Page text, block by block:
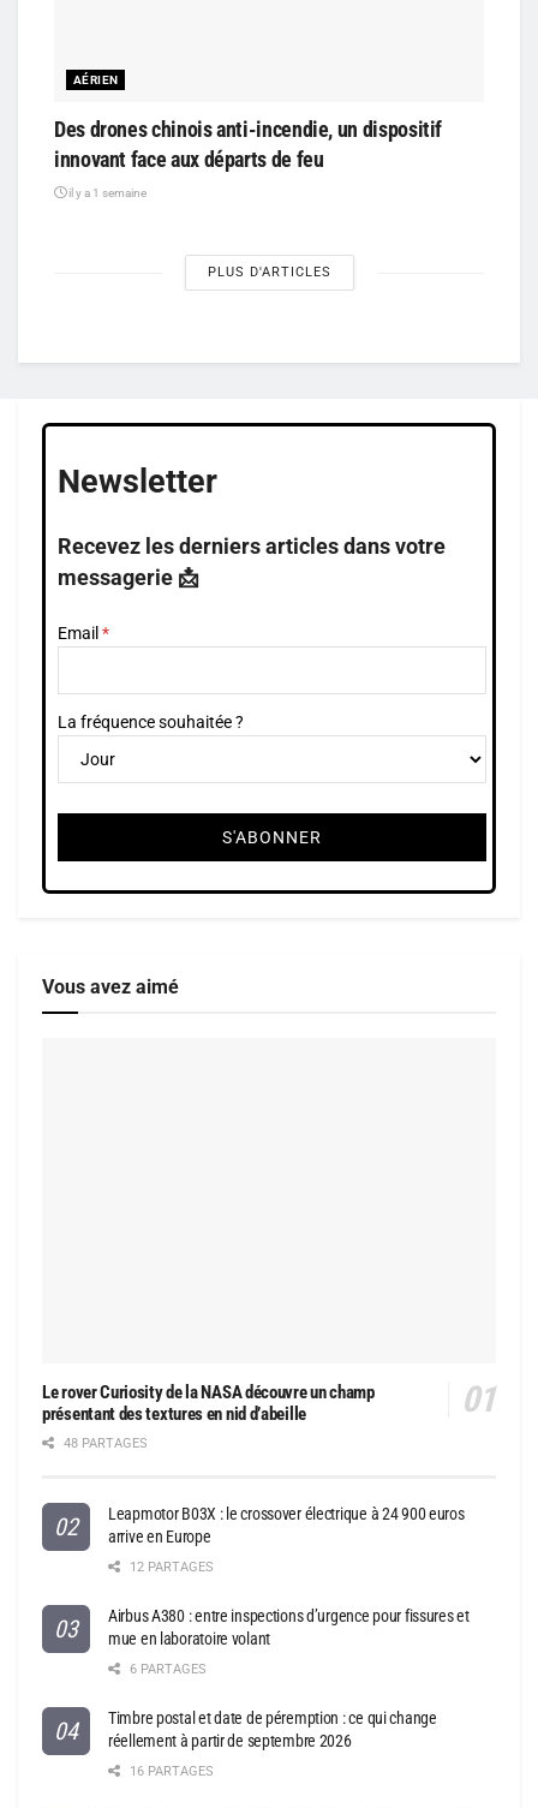
AÉRIEN
Des drones chinois anti-incendie, un dispositif
innovant face aux départs de feu
il y a 1 semaine
PLUS D'ARTICLES
Newsletter
Recevez les derniers articles dans votre
messagerie 📩
Email
La fréquence souhaitée ?
Vous avez aimé
Le rover Curiosity de la NASA découvre un champ
présentant des textures en nid d’abeille
48 PARTAGES
Leapmotor B03X : le crossover électrique à 24 900 euros
arrive en Europe
12 PARTAGES
Airbus A380 : entre inspections d’urgence pour fissures et
mue en laboratoire volant
6 PARTAGES
Timbre postal et date de péremption : ce qui change
réellement à partir de septembre 2026
16 PARTAGES